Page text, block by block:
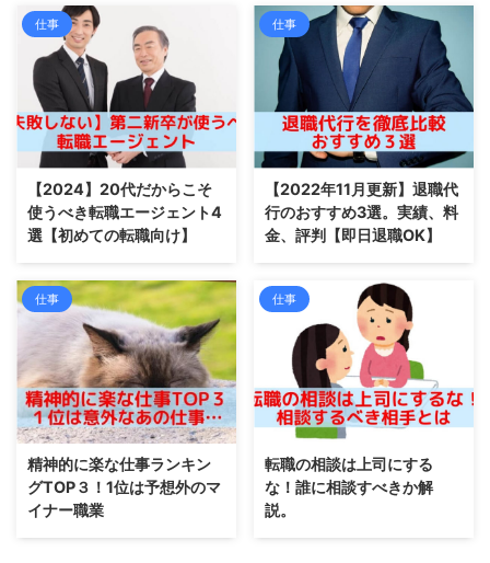
仕事
【2024】20代だからこそ
使うべき転職エージェント4
選【初めての転職向け】
仕事
【2022年11月更新】退職代
行のおすすめ3選。実績、料
金、評判【即日退職OK】
仕事
精神的に楽な仕事ランキン
グTOP３！1位は予想外のマ
イナー職業
仕事
転職の相談は上司にする
な！誰に相談すべきか解
説。